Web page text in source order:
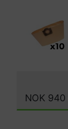
NOK 940